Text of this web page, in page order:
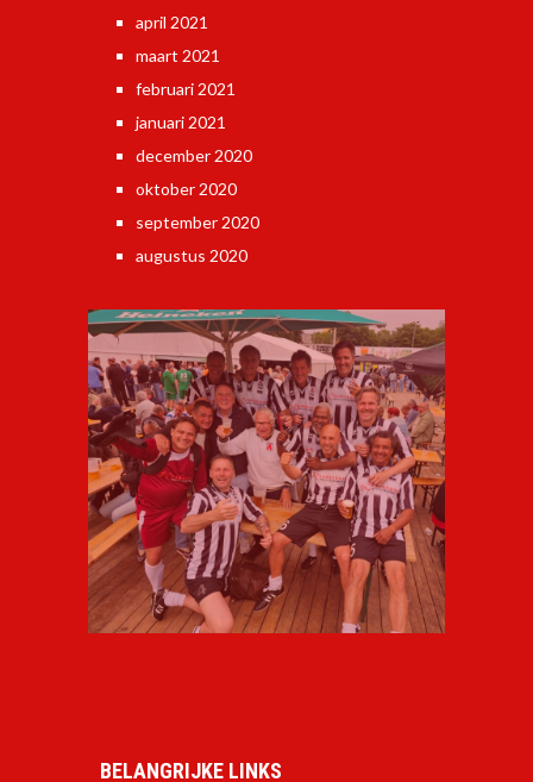
april 2021
maart 2021
februari 2021
januari 2021
december 2020
oktober 2020
september 2020
augustus 2020
BELANGRIJKE LINKS